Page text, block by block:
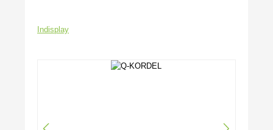
Indisplay
Bildergalerie überspringen